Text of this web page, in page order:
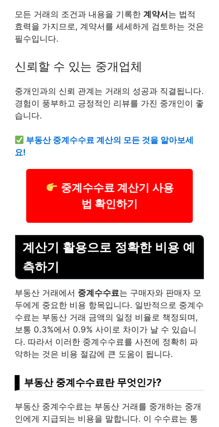
모든 거래의 조건과 내용을 기록한 계약서 는 법적
효력을 가지므로, 계약서를 세세하게 검토하는 것은
필수입니다.
신뢰할 수 있는 중개업체
중개인과의 신뢰 관계는 거래의 성공과 직결됩니다.
경험이 풍부하고 긍정적인 리뷰를 가진 중개인이 좋
습니다.
부동산 중계수수료 계산의 모든 것을 알아보세
요!
중계수수료 계산기 사용
법 확인하기
계산기 활용으로 정확한 비용 예
측하기
부동산 거래에서 중계수수료는 구매자와 판매자 모
두에게 중요한 비용 항목입니다. 일반적으로 중계수
수료는 부동산 거래 금액의 일정 비율로 책정되며,
보통 0.3%에서 0.9% 사이로 차이가 날 수 있습니
다. 따라서 이러한 중계수수료를 사전에 정확히 파
악하는 것은 비용 절감에 큰 도움이 됩니다.
부동산 중계수수료란 무엇인가?
부동산 중계수수료는 부동산 거래를 중개하는 중개
인에게 지급되는 비용을 말합니다. 이 수수료는 통